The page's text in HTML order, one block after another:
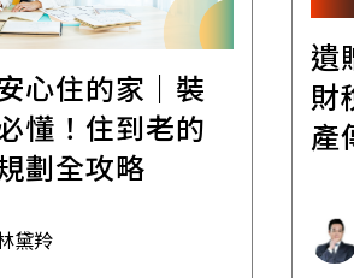
心住的家｜裝
懂！住到老的
劃全攻略
黛羚
遺
財
產